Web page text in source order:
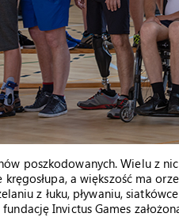
poszkodowanych. Wielu z
a większość ma
z łuku, pływaniu,
Invictus Games